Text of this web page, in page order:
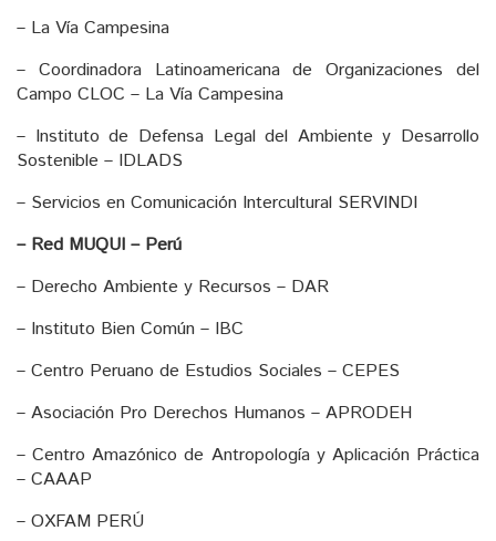
– La Vía Campesina
– Coordinadora Latinoamericana de Organizaciones del
Campo CLOC – La Vía Campesina
– Instituto de Defensa Legal del Ambiente y Desarrollo
Sostenible – IDLADS
– Servicios en Comunicación Intercultural SERVINDI
– Red MUQUI – Perú
– Derecho Ambiente y Recursos – DAR
– Instituto Bien Común – IBC
– Centro Peruano de Estudios Sociales – CEPES
– Asociación Pro Derechos Humanos – APRODEH
– Centro Amazónico de Antropología y Aplicación Práctica
– CAAAP
– OXFAM PERÚ